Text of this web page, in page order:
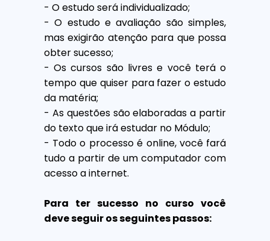
- O estudo será individualizado;
- O estudo e avaliação são simples,
mas exigirão atenção para que possa
obter sucesso;
- Os cursos são livres e você terá o
tempo que quiser para fazer o estudo
da matéria;
- As questões são elaboradas a partir
do texto que irá estudar no Módulo;
- Todo o processo é online, você fará
tudo a partir de um computador com
acesso a internet.
Para ter sucesso no curso você
deve seguir os seguintes passos: